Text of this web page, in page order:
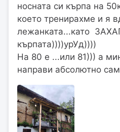
носната си кърпа на
което тренирахме и я
лежанката...като
кърпата))))урУд))))
На 80 е ...или 81))) а
направи абсолютно